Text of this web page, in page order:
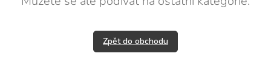
Zpět do obchodu